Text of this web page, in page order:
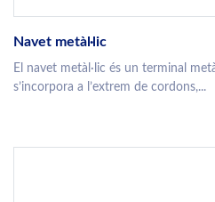
Navet metàl·lic
El navet metàl·lic és un terminal
s’incorpora a l’extrem de cordons,...